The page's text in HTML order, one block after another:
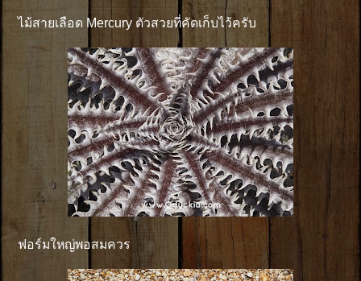
ไม้สายเลือด Mercury ตัวสวยที่คัดเก็บไว้ครับ
ฟอร์มใหญ่พอสมควร